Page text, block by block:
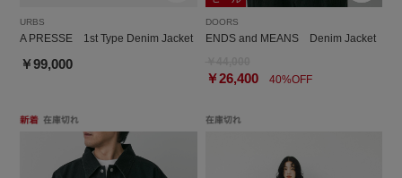
URBS
A PRESSE 1st Type Denim Jacket
￥99,000
DOORS
ENDS and MEANS Denim Jacket
￥26,40040%OFF